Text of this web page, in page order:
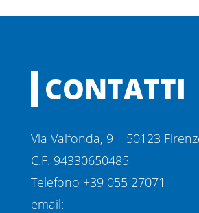
CONTATTI
Via Valfonda, 9 – 50123
C.F. 94330650485
Telefono +39 055 27071
email: